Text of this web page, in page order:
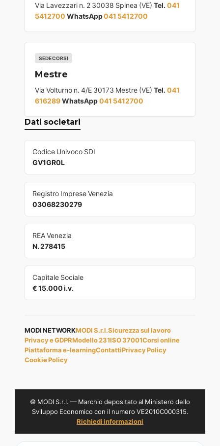
Via Lavezzari n. 2 30038 Spinea (VE) Tel. 041
5412700 WhatsApp041 5412700
SEDE CORSI
Mestre
Via Volturno n. 4/E 30173 Mestre (VE) Tel. 041
616289WhatsApp041 5412700
Dati societari
Codice Univoco SDI
GV1GR0L
Registro Imprese Venezia
03068230279
REA Venezia
N. 278415
Capitale Sociale
€ 15.000 i.v.
MODI NETWORKMODI S.r.l.Sicurezza sul lavoro
Privacy e GDPRModello 231ISO 37001Corsi online
Piattaforma e-learningContattiPrivacy Policy
Cookie Policy
© MODI S.r.l. — Marchio depositato al Ministero dello
Sviluppo Economico con il numero VE2010C000315.
Richiedi informazioni